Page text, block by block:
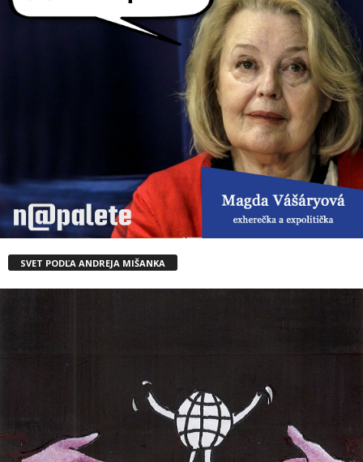
SVET PODĽA ANDREJA MIŠANKA